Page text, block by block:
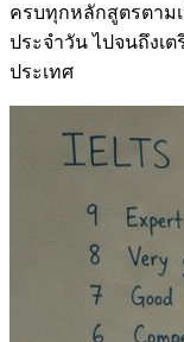
ครบทุกหลักสูตรตาม
ประจำวัน ไปจนถึงเ
ประเทศ